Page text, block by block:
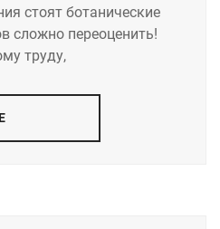
стоят ботанические
сложно переоценить!
труду,